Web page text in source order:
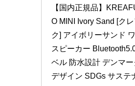
【国内正規品】
O MINI Ivory Sand [ク
ク] アイボリーサンド
スピーカー
ベル 防水設計 デンマ
デザイン SDGs サステ